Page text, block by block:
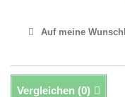
Auf meine
Vergleichen (0)